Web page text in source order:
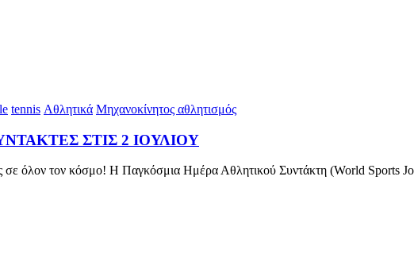
tennis Αθλητικά Μηχανοκίνητος αθλητισμός
ΣΤΙΣ 2 ΙΟΥΛΙΟΥ
σε όλον τον κόσμο! Η Παγκόσμια Ημέρα Αθλητικού Συντάκτη (World Sports